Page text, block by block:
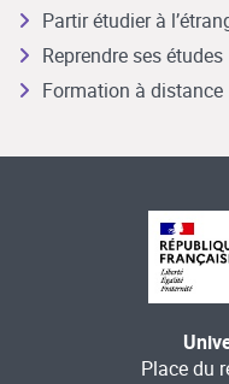
Partir étudier à
Reprendre ses études
Formation à distance
Place du